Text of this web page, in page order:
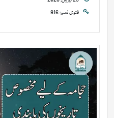
فتوی نمبر: 816